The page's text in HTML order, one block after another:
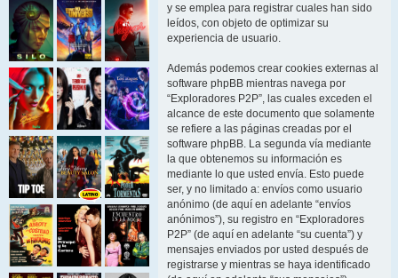
y se emplea para registrar cuales han sido
leídos, con objeto de optimizar su
experiencia de usuario.
Además podemos crear cookies externas al
software phpBB mientras navega por
“Exploradores P2P”, las cuales exceden el
alcance de este documento que solamente
se refiere a las páginas creadas por el
software phpBB. La segunda vía mediante
la que obtenemos su información es
mediante lo que usted envía. Esto puede
ser, y no limitado a: envíos como usuario
anónimo (de aquí en adelante “envíos
anónimos”), su registro en “Exploradores
P2P” (de aquí en adelante “su cuenta”) y
mensajes enviados por usted después de
registrarse y mientras se haya identificado